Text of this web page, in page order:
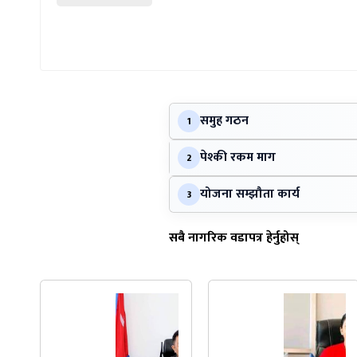
1 समुह गठन
2 पेश्की रकम माग
3 योजना सम्झौता कार्य
सबै नागरिक वडापत्र हेर्नुहोस्